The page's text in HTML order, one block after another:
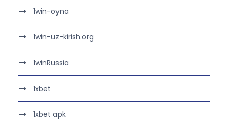
1win-oyna
1win-uz-kirish.org
1winRussia
1xbet
1xbet apk